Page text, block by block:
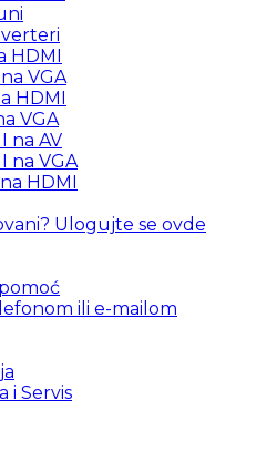
HDMI
VGA
HDMI
VGA
na AV
na VGA
HDMI
Ulogujte se ovde
ili e-mailom
i Servis